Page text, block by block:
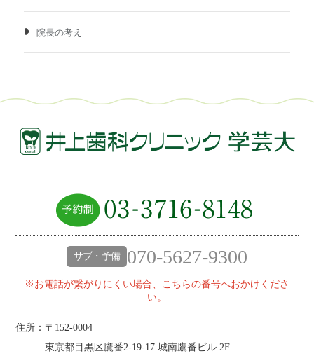
院長の考え
サブ・予備 070-5627-9300
※お電話が繋がりにくい場合、こちらの番号へおかけくださ
い。
住所：〒152-0004
東京都目黒区鷹番2‐19‐17 城南鷹番ビル 2F